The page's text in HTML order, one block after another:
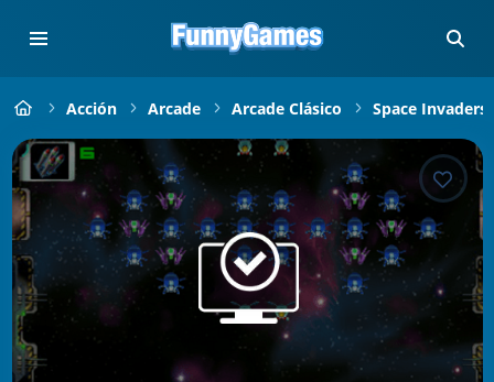
Acción Arcade Arcade Clásico Space Invaders